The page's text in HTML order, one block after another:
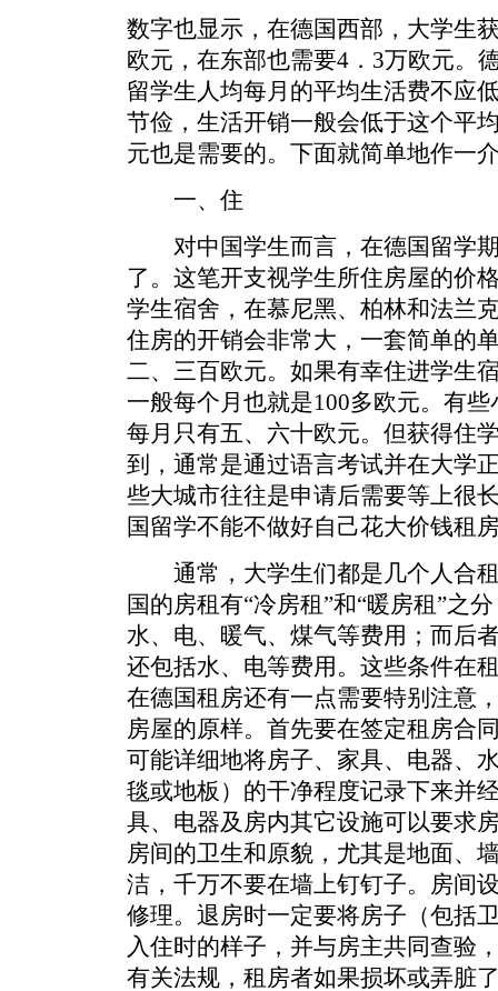
数字也显示，在德国西部，大学生
欧元，在东部也需要4．3万欧元。
留学生人均每月的平均生活费不应
节俭，生活开销一般会低于这个平
元也是需要的。下面就简单地作一
一、住
对中国学生而言，在德国留学期
了。这笔开支视学生所住房屋的价
学生宿舍，在慕尼黑、柏林和法兰
住房的开销会非常大，一套简单的
二、三百欧元。如果有幸住进学生
一般每个月也就是100多欧元。有
每月只有五、六十欧元。但获得住
到，通常是通过语言考试并在大学
些大城市往往是申请后需要等上很
国留学不能不做好自己花大价钱租
通常，大学生们都是几个人合租
国的房租有“冷房租”和“暖房租”之
水、电、暖气、煤气等费用；而后
还包括水、电等费用。这些条件在
在德国租房还有一点需要特别注意
房屋的原样。首先要在签定租房合
可能详细地将房子、家具、电器、
毯或地板）的干净程度记录下来并
具、电器及房内其它设施可以要求
房间的卫生和原貌，尤其是地面、
洁，千万不要在墙上钉钉子。房间
修理。退房时一定要将房子（包括
入住时的样子，并与房主共同查验
有关法规，租房者如果损坏或弄脏